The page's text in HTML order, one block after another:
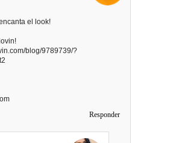
el look!
blog/9789739/?
Responder